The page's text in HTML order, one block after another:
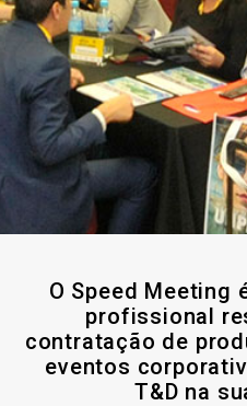
O Speed Meeting
profissional
contratação de
eventos
T&D na